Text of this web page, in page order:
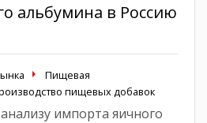
альбумина в Россию
Пищевая
пищевых добавок
импорта яичного